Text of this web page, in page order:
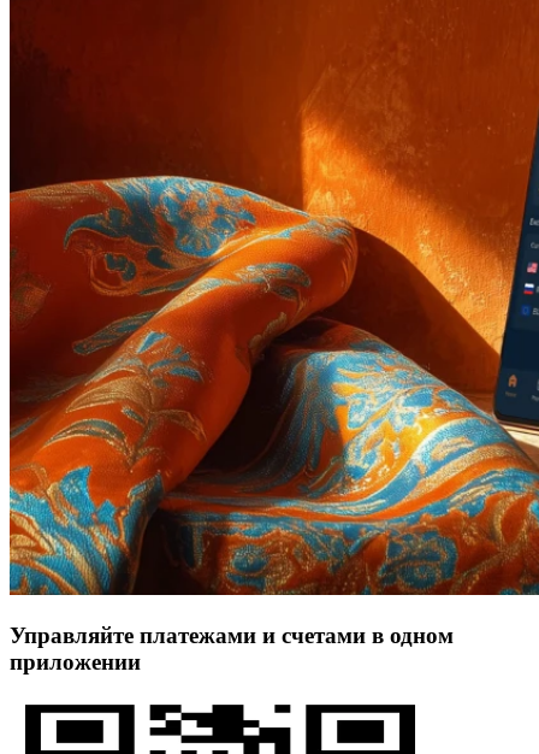
Управляйте платежами и счетами в одном
приложении